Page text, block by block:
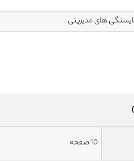
های مدیریتی
10 صفحه